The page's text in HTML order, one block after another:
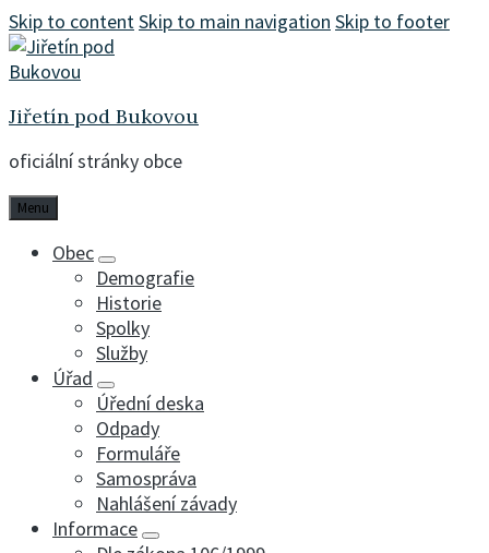
Skip to contentSkip to main navigation Skip to footer
Jiřetín pod Bukovou
oficiální stránky obce
Menu
Obec
Demografie
Historie
Spolky
Služby
Úřad
Úřední deska
Odpady
Formuláře
Samospráva
Nahlášení závady
Informace